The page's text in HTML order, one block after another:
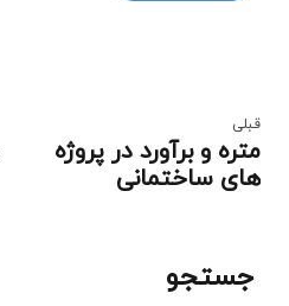
قبلی
متره و برآورد در پروژه
های ساختمانی
جستجو